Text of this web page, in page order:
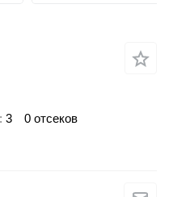
3 0 отсеков